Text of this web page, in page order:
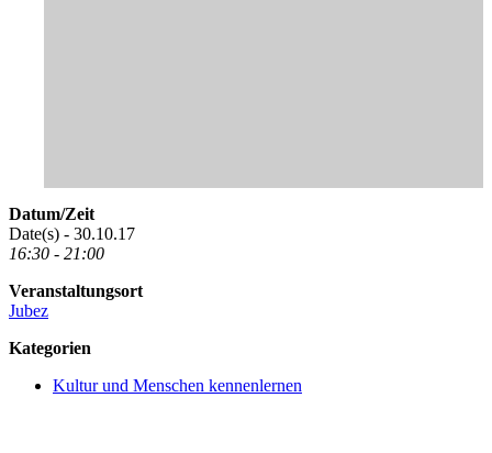
Datum/Zeit
Date(s) - 30.10.17
16:30 - 21:00
Veranstaltungsort
Jubez
Kategorien
Kultur und Menschen kennenlernen